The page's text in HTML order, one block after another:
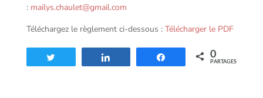
: mailys.chaulet@gmail.com
Téléchargez le règlement ci-dessous :Télécharger le PDF
Partagez 0
PARTAGES